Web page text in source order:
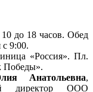
10 до 18 часов. Обед
с 9:00.
«Россия». Пл.
Победы».
Анатольевна,
директор ООО